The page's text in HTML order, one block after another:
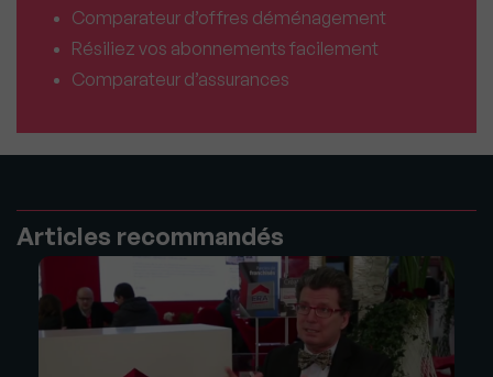
Comparateur d’offres déménagement
Résiliez vos abonnements facilement
Comparateur d’assurances
Articles recommandés